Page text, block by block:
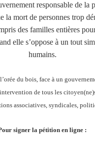
responsable de la
la mort de personnes trop
des familles entières
elle s’oppose à un tout
humains.
du bois, face à un
de tous les
associatives, syndicales,
signer la pétition en ligne :